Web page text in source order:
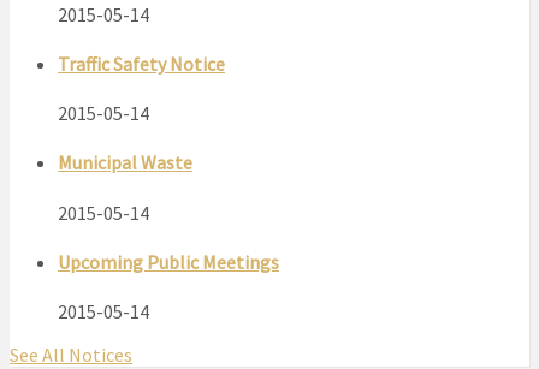
2015-05-14
Traffic Safety Notice
2015-05-14
Municipal Waste
2015-05-14
Upcoming Public Meetings
2015-05-14
See All Notices